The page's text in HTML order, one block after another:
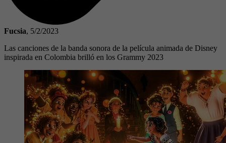
Fucsia, 5/2/2023
Las canciones de la banda sonora de la película animada de Disney
inspirada en Colombia brilló en los Grammy 2023